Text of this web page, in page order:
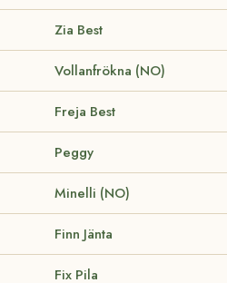
Zia Best
Vollanfrökna (NO)
Freja Best
Peggy
Minelli (NO)
Finn Jänta
Fix Pila